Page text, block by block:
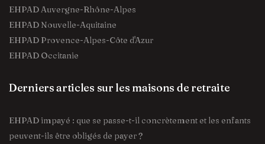
EHPAD Auvergne-Rhône-Alpes
EHPAD Nouvelle-Aquitaine
EHPAD Provence-Alpes-Côte d'Azur
EHPAD Occitanie
Derniers articles sur les maisons de retraite
EHPAD impayé : que se passe-t-il concrètement et les enfants
peuvent-ils être obligés de payer ?